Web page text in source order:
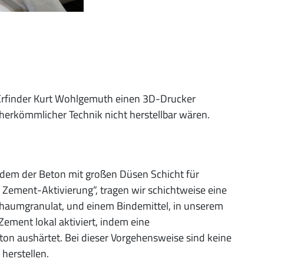
Kurt Wohlgemuth einen 3D-Drucker
Technik nicht herstellbar wären.
der Beton mit großen Düsen Schicht für
Aktivierung“, tragen wir schichtweise eine
und einem Bindemittel, in unserem
lokal aktiviert, indem eine
aushärtet. Bei dieser Vorgehensweise sind keine